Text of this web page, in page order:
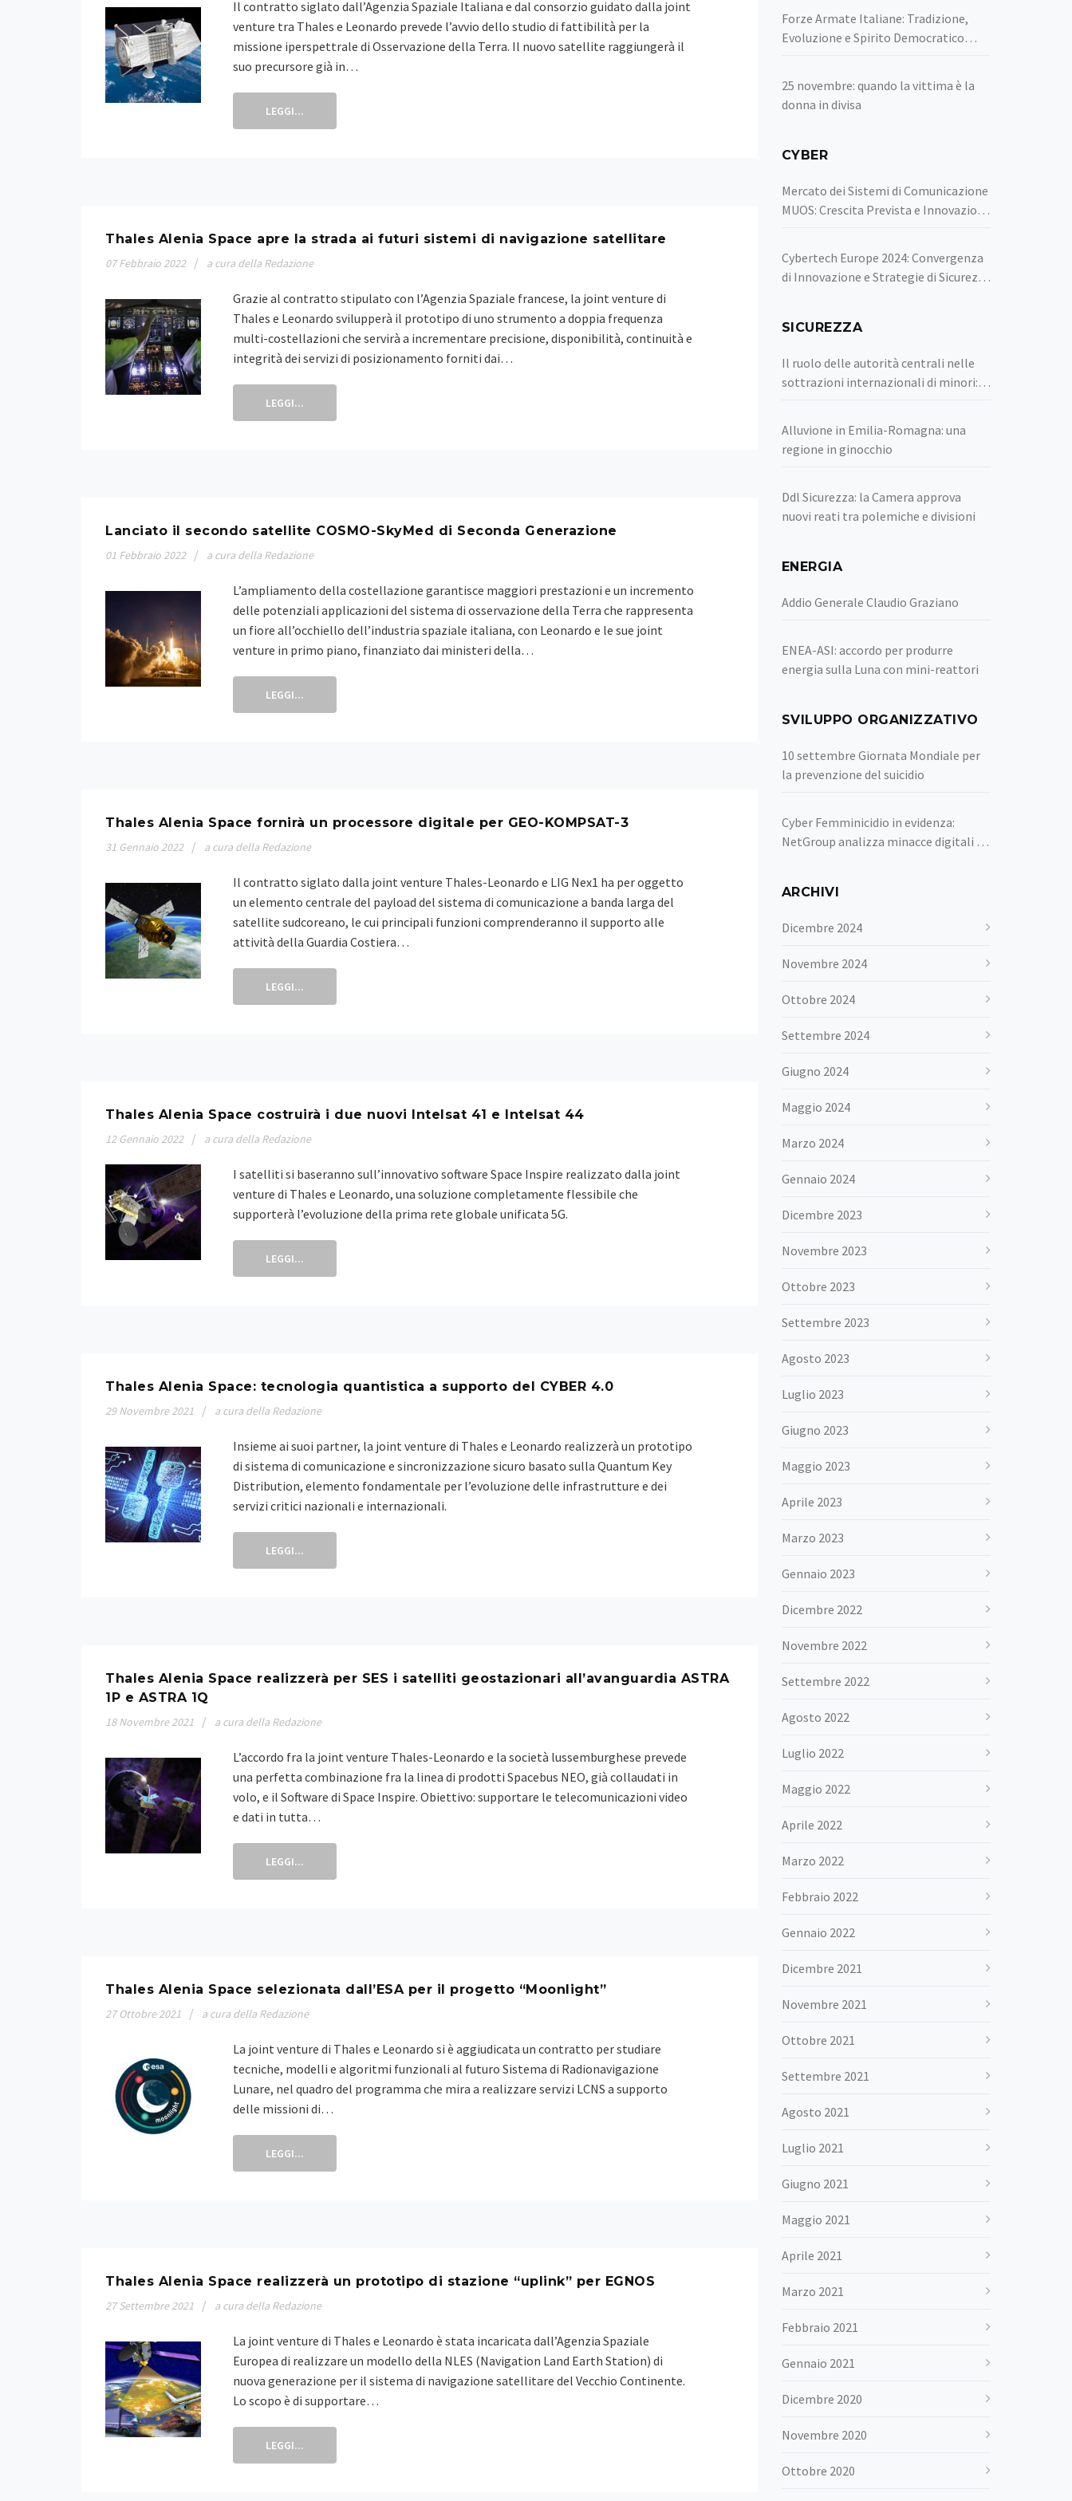
Il contratto siglato dall’Agenzia Spaziale Italiana e dal consorzio guidato dalla joint
venture tra Thales e Leonardo prevede l’avvio dello studio di fattibilità per la
missione iperspettrale di Osservazione della Terra. Il nuovo satellite raggiungerà il
suo precursore già in…
LEGGI...
Thales Alenia Space apre la strada ai futuri sistemi di navigazione satellitare
07 Febbraio 2022 a cura della Redazione
Grazie al contratto stipulato con l’Agenzia Spaziale francese, la joint venture di
Thales e Leonardo svilupperà il prototipo di uno strumento a doppia frequenza
multi-costellazioni che servirà a incrementare precisione, disponibilità, continuità e
integrità dei servizi di posizionamento forniti dai…
LEGGI...
Lanciato il secondo satellite COSMO-SkyMed di Seconda Generazione
01 Febbraio 2022 a cura della Redazione
L’ampliamento della costellazione garantisce maggiori prestazioni e un incremento
delle potenziali applicazioni del sistema di osservazione della Terra che rappresenta
un fiore all’occhiello dell’industria spaziale italiana, con Leonardo e le sue joint
venture in primo piano, finanziato dai ministeri della…
LEGGI...
Thales Alenia Space fornirà un processore digitale per GEO-KOMPSAT-3
31 Gennaio 2022 a cura della Redazione
Il contratto siglato dalla joint venture Thales-Leonardo e LIG Nex1 ha per oggetto
un elemento centrale del payload del sistema di comunicazione a banda larga del
satellite sudcoreano, le cui principali funzioni comprenderanno il supporto alle
attività della Guardia Costiera…
LEGGI...
Thales Alenia Space costruirà i due nuovi Intelsat 41 e Intelsat 44
12 Gennaio 2022 a cura della Redazione
I satelliti si baseranno sull’innovativo software Space Inspire realizzato dalla joint
venture di Thales e Leonardo, una soluzione completamente flessibile che
supporterà l’evoluzione della prima rete globale unificata 5G.
LEGGI...
Thales Alenia Space: tecnologia quantistica a supporto del CYBER 4.0
29 Novembre 2021 a cura della Redazione
Insieme ai suoi partner, la joint venture di Thales e Leonardo realizzerà un prototipo
di sistema di comunicazione e sincronizzazione sicuro basato sulla Quantum Key
Distribution, elemento fondamentale per l’evoluzione delle infrastrutture e dei
servizi critici nazionali e internazionali.
LEGGI...
Thales Alenia Space realizzerà per SES i satelliti geostazionari all’avanguardia ASTRA
1P e ASTRA 1Q
18 Novembre 2021 a cura della Redazione
L’accordo fra la joint venture Thales-Leonardo e la società lussemburghese prevede
una perfetta combinazione fra la linea di prodotti Spacebus NEO, già collaudati in
volo, e il Software di Space Inspire. Obiettivo: supportare le telecomunicazioni video
e dati in tutta…
LEGGI...
Thales Alenia Space selezionata dall’ESA per il progetto “Moonlight”
27 Ottobre 2021 a cura della Redazione
La joint venture di Thales e Leonardo si è aggiudicata un contratto per studiare
tecniche, modelli e algoritmi funzionali al futuro Sistema di Radionavigazione
Lunare, nel quadro del programma che mira a realizzare servizi LCNS a supporto
delle missioni di…
LEGGI...
Thales Alenia Space realizzerà un prototipo di stazione “uplink” per EGNOS
27 Settembre 2021 a cura della Redazione
La joint venture di Thales e Leonardo è stata incaricata dall’Agenzia Spaziale
Europea di realizzare un modello della NLES (Navigation Land Earth Station) di
nuova generazione per il sistema di navigazione satellitare del Vecchio Continente.
Lo scopo è di supportare…
LEGGI...
Forze Armate Italiane: Tradizione,
Evoluzione e Spirito Democratico
25 novembre: quando la vittima è la
donna in divisa
CYBER
Mercato dei Sistemi di Comunicazione
MUOS: Crescita Prevista e Innovazioni
Cybertech Europe 2024: Convergenza
di Innovazione e Strategie di Sicurezza
SICUREZZA
Il ruolo delle autorità centrali nelle
sottrazioni internazionali di minori:
Alluvione in Emilia-Romagna: una
regione in ginocchio
Ddl Sicurezza: la Camera approva
nuovi reati tra polemiche e divisioni
ENERGIA
Addio Generale Claudio Graziano
ENEA-ASI: accordo per produrre
energia sulla Luna con mini-reattori
SVILUPPO ORGANIZZATIVO
10 settembre Giornata Mondiale per
la prevenzione del suicidio
Cyber Femminicidio in evidenza:
NetGroup analizza minacce digitali e
ARCHIVI
Dicembre 2024
Novembre 2024
Ottobre 2024
Settembre 2024
Giugno 2024
Maggio 2024
Marzo 2024
Gennaio 2024
Dicembre 2023
Novembre 2023
Ottobre 2023
Settembre 2023
Agosto 2023
Luglio 2023
Giugno 2023
Maggio 2023
Aprile 2023
Marzo 2023
Gennaio 2023
Dicembre 2022
Novembre 2022
Settembre 2022
Agosto 2022
Luglio 2022
Maggio 2022
Aprile 2022
Marzo 2022
Febbraio 2022
Gennaio 2022
Dicembre 2021
Novembre 2021
Ottobre 2021
Settembre 2021
Agosto 2021
Luglio 2021
Giugno 2021
Maggio 2021
Aprile 2021
Marzo 2021
Febbraio 2021
Gennaio 2021
Dicembre 2020
Novembre 2020
Ottobre 2020